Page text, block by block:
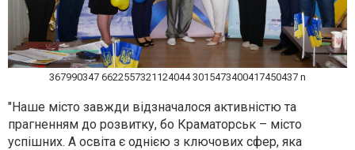
367990347 6622557321124044 3015473400417450437 n
"Наше місто завжди відзначалося активністю та
прагненням до розвитку, бо Краматорськ – місто
успішних. А освіта є однією з ключових сфер, яка